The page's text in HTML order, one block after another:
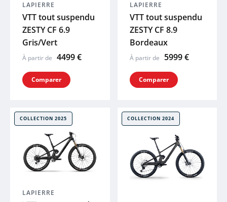
KLICKFIX
LAPIERRE
VTT tout suspendu
ZESTY CF 6.9
Gris/Vert
À partir de 4499 €
Comparer
LAPIERRE
VTT tout suspendu
ZESTY CF 8.9
Bordeaux
À partir de 5999 €
Comparer
COLLECTION 2025
LAPIERRE
COLLECTION 2024